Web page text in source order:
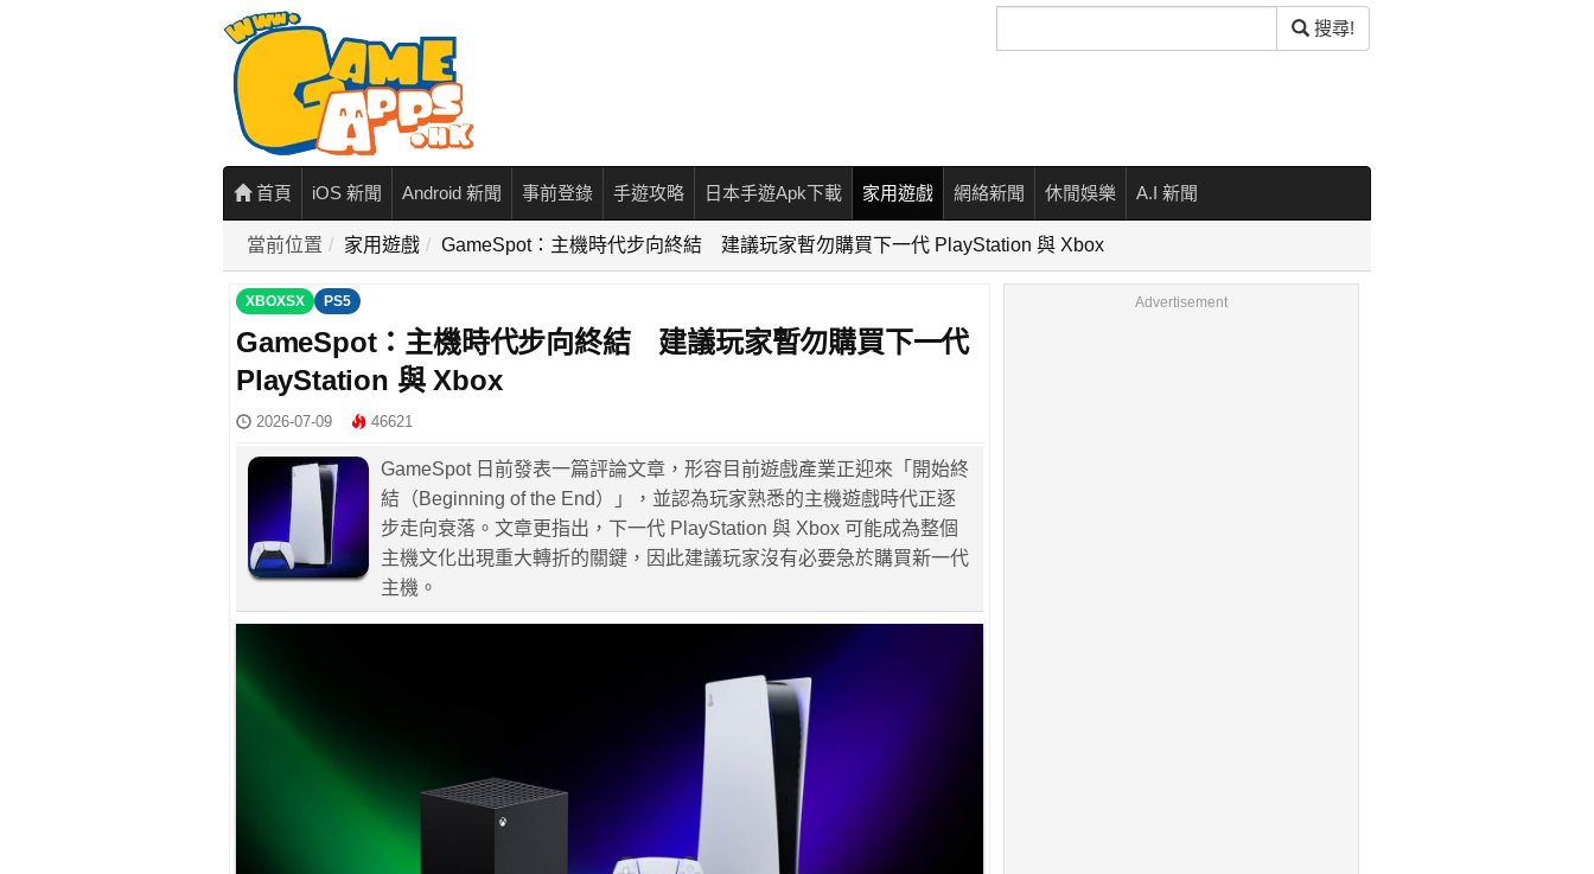
尋
搜尋!
首頁 iOS 新聞 Android 新聞 事前登錄 手遊攻略 日本手遊Apk下載 家用遊戲 網絡新聞 休閒娛樂 A.I 新聞
當前位置 家用遊戲 GameSpot：主機時代步向終結 建議玩家暫勿購買下一代 PlayStation 與 Xbox
XBOXSX PS5
GameSpot：主機時代步向終結 建議玩家暫勿購買下一代
PlayStation 與 Xbox
2026-07-09 46621
GameSpot 日前發表一篇評論文章，形容目前遊戲產業正迎來「開始終
結（Beginning of the End）」，並認為玩家熟悉的主機遊戲時代正逐
步走向衰落。文章更指出，下一代 PlayStation 與 Xbox 可能成為整個
主機文化出現重大轉折的關鍵，因此建議玩家沒有必要急於購買新一代
主機。
Advertisement